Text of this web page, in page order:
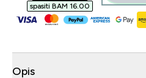
spasiti BAM 16.00‎
Opis